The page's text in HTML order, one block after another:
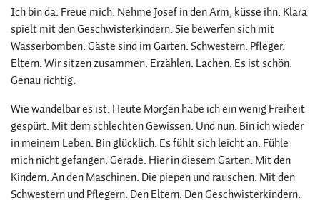
Ich bin da. Freue mich. Nehme Josef in den Arm, küsse ihn. Klara
spielt mit den Geschwisterkindern. Sie bewerfen sich mit
Wasserbomben. Gäste sind im Garten. Schwestern. Pfleger.
Eltern. Wir sitzen zusammen. Erzählen. Lachen. Es ist schön.
Genau richtig.
Wie wandelbar es ist. Heute Morgen habe ich ein wenig Freiheit
gespürt. Mit dem schlechten Gewissen. Und nun. Bin ich wieder
in meinem Leben. Bin glücklich. Es fühlt sich leicht an. Fühle
mich nicht gefangen. Gerade. Hier in diesem Garten. Mit den
Kindern. An den Maschinen. Die piepen und rauschen. Mit den
Schwestern und Pflegern. Den Eltern. Den Geschwisterkindern.